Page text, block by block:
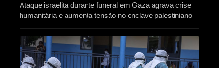
Ataque israelita durante funeral em Gaza agrava crise
humanitária e aumenta tensão no enclave palestiniano